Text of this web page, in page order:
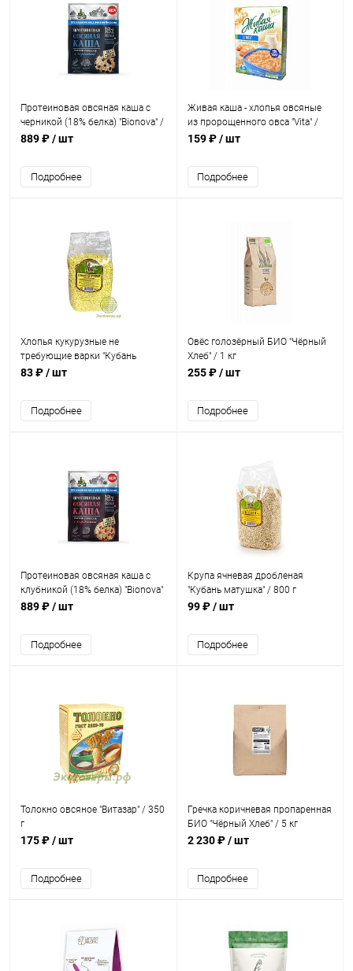
Протеиновая овсяная каша с
черникой (18% белка) "Bionova" /
коробка 14шт х 40 г
889 ₽/ шт
Подробнее
Живая каша - хлопья овсяные
из пророщенного овса "Vita" /
300 г
159 ₽/ шт
Подробнее
Хлопья кукурузные не
требующие варки "Кубань
матушка" / 400 г
83 ₽/ шт
Подробнее
Овёс голозёрный БИО "Чёрный
Хлеб" / 1 кг
255 ₽/ шт
Подробнее
Протеиновая овсяная каша с
клубникой (18% белка) "Bionova"
/ коробка 14шт х 40 г
889 ₽/ шт
Подробнее
Крупа ячневая дробленая
"Кубань матушка" / 800 г
99 ₽/ шт
Подробнее
Толокно овсяное "Витазар" / 350
г
175 ₽/ шт
Подробнее
Гречка коричневая пропаренная
БИО "Чёрный Хлеб" / 5 кг
2 230 ₽/ шт
Подробнее